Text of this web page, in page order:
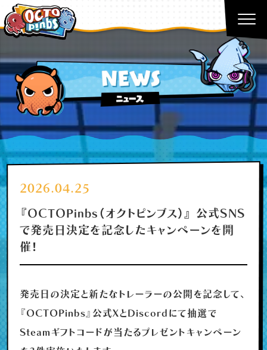
2026.04.25
『OCTOPinbs（オクトピンブス）』 公式SNS
で発売日決定を記念したキャンペーンを開
催！
発売日の決定と新たなトレーラーの公開を記念して、
『OCTOPinbs』公式XとDiscordにて抽選で
Steamギフトコードが当たるプレゼントキャンペーン